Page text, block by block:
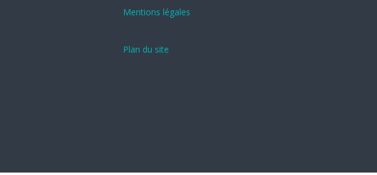
Mentions légales
Plan du site